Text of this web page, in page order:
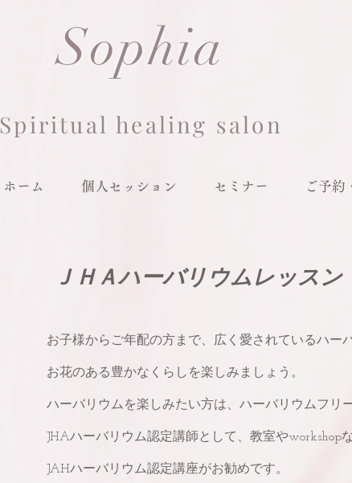
Sophia
Spiritual healing salon
ホーム 個人セッション セミナー ご予約
ＪＨＡハーバリウムレッスン
お子様からご年配の方まで、広く愛されているハー
お花のある豊かなくらしを楽しみましょう。
ハーバリウムを楽しみたい方は、ハーバリウムフリ
JHAハーバリウム認定講師として、教室やworkshop
JAHハーバリウム認定講座がお勧めです。